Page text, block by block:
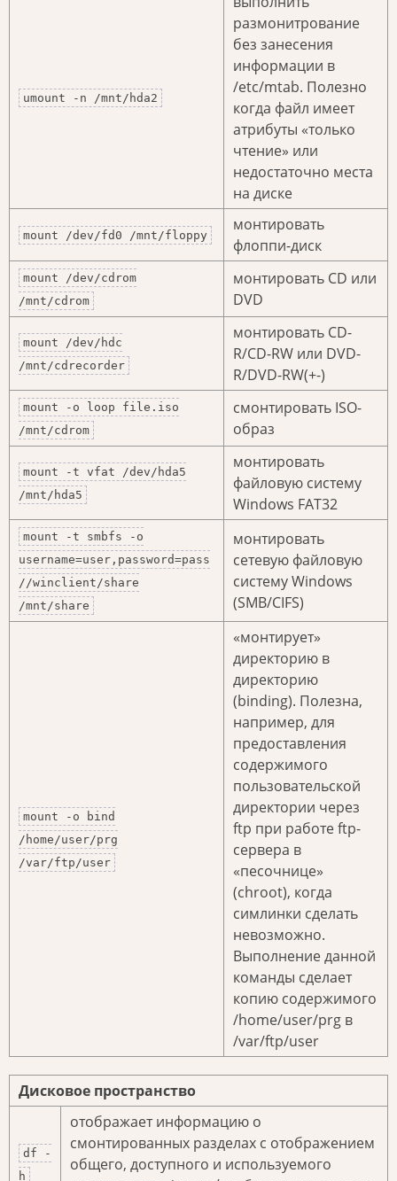
umount -n /mnt/hda2
размонитрование
без занесения
информации в
/etc/mtab. Полезно
когда файл имеет
атрибуты «только
чтение» или
недостаточно места
на диске
mount /dev/fd0 /mnt/floppy
монтировать
флоппи-диск
mount /dev/cdrom
/mnt/cdrom
монтировать CD или
DVD
mount /dev/hdc
/mnt/cdrecorder
монтировать CD-
R/CD-RW или DVD-
R/DVD-RW(+-)
mount -o loop file.iso
/mnt/cdrom
смонтировать ISO-
образ
mount -t vfat /dev/hda5
/mnt/hda5
монтировать
файловую систему
Windows FAT32
mount -t smbfs -o
username=user,password=pass
//winclient/share
/mnt/share
монтировать
сетевую файловую
систему Windows
(SMB/CIFS)
mount -o bind
/home/user/prg
/var/ftp/user
«монтирует»
директорию в
директорию
(binding). Полезна,
например, для
предоставления
содержимого
пользовательской
директории через
ftp при работе ftp-
сервера в
«песочнице»
(chroot), когда
симлинки сделать
невозможно.
Выполнение данной
команды сделает
копию содержимого
/home/user/prg в
/var/ftp/user
Дисковое пространство
df -
h
отображает информацию о
смонтированных разделах с отображением
общего, доступного и используемого